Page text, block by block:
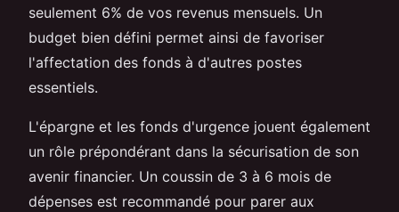
seulement 6% de vos revenus mensuels. Un
budget bien défini permet ainsi de favoriser
l'affectation des fonds à d'autres postes
essentiels.
L'épargne et les fonds d'urgence jouent également
un rôle prépondérant dans la sécurisation de son
avenir financier. Un coussin de 3 à 6 mois de
dépenses est recommandé pour parer aux